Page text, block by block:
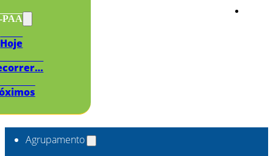
PAA
Hoje
Agrupamento